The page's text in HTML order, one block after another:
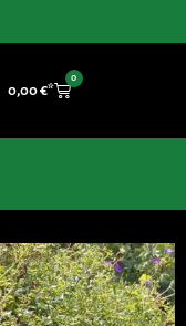
0,00€
0